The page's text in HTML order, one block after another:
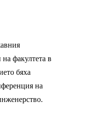
факултета в
бяха
на